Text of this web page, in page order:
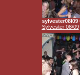
sylvester08l09
Sylvester 08/09